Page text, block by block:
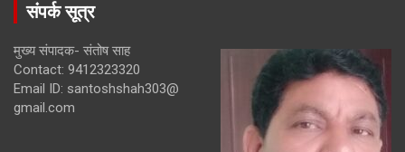
संपर्क सूत्र
मुख्य संपादक- संतोष साह
Contact: 9412323320
Email ID: santoshshah303@
gmail.com